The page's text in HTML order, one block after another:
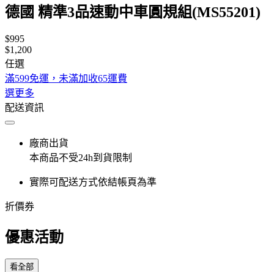
德國 精準3品速動中車圓規組(MS55201)
$995
$1,200
任選
滿599免運，未滿加收65運費
選更多
配送資訊
廠商出貨
本商品不受24h到貨限制
實際可配送方式依結帳頁為準
折價券
優惠活動
看全部